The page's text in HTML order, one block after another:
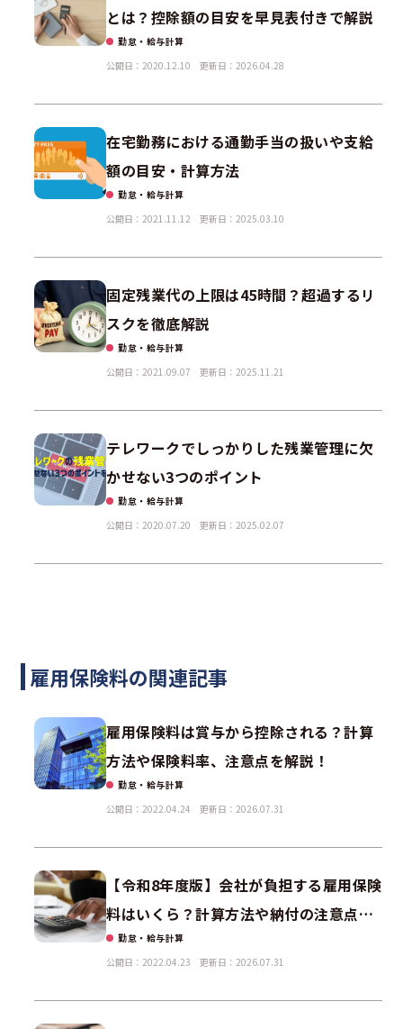
とは？控除額の目安を早見表付きで解説
勤怠・給与計算
公開日：2020.12.10
更新日：2026.04.28
在宅勤務における通勤手当の扱いや支給
額の目安・計算方法
勤怠・給与計算
公開日：2021.11.12
更新日：2025.03.10
固定残業代の上限は45時間？超過するリ
スクを徹底解説
勤怠・給与計算
公開日：2021.09.07
更新日：2025.11.21
テレワークでしっかりした残業管理に欠
かせない3つのポイント
勤怠・給与計算
公開日：2020.07.20
更新日：2025.02.07
雇用保険料の関連記事
雇用保険料は賞与から控除される？計算
方法や保険料率、注意点を解説！
勤怠・給与計算
公開日：2022.04.24
更新日：2026.07.31
【令和8年度版】会社が負担する雇用保険
料はいくら？計算方法や納付の注意点解
説勤怠・給与計算
公開日：2022.04.23
更新日：2026.07.31